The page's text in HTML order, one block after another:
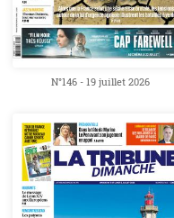
N°146 - 19 juillet 2026